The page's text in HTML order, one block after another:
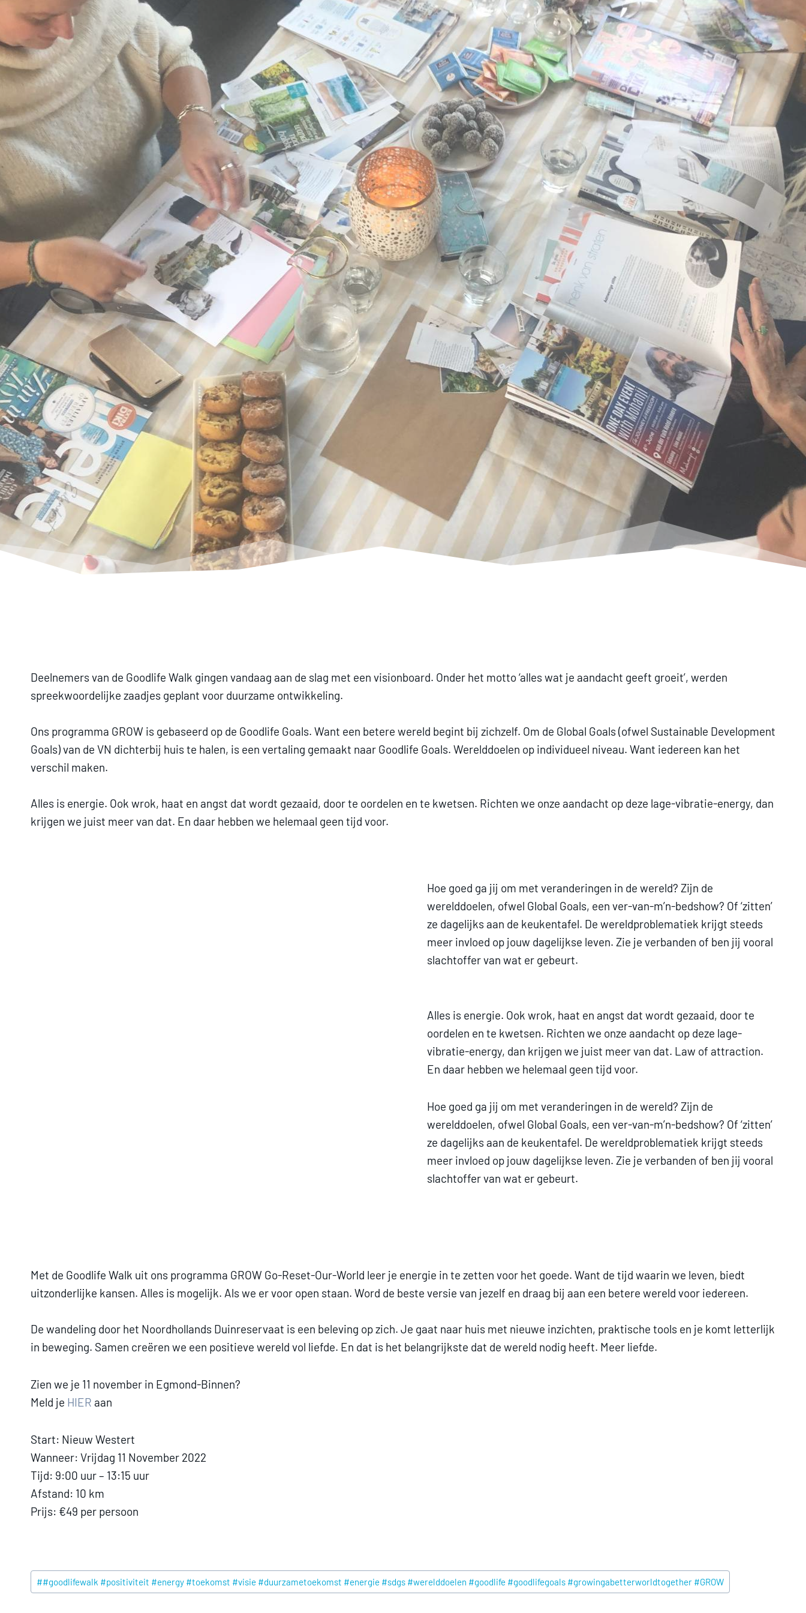
Deelnemers van de Goodlife Walk gingen vandaag aan de slag met een visionboard. Onder het motto ‘alles wat je aandacht geeft groeit’, werden
spreekwoordelijke zaadjes geplant voor duurzame ontwikkeling.
Ons programma GROW is gebaseerd op de Goodlife Goals. Want een betere wereld begint bij zichzelf. Om de Global Goals (ofwel Sustainable Development
Goals) van de VN dichterbij huis te halen, is een vertaling gemaakt naar Goodlife Goals. Werelddoelen op individueel niveau. Want iedereen kan het
verschil maken.
Alles is energie. Ook wrok, haat en angst dat wordt gezaaid, door te oordelen en te kwetsen. Richten we onze aandacht op deze lage-vibratie-energy, dan
krijgen we juist meer van dat. En daar hebben we helemaal geen tijd voor.
Hoe goed ga jij om met veranderingen in de wereld? Zijn de
werelddoelen, ofwel Global Goals, een ver-van-m’n-bedshow? Of ‘zitten’
ze dagelijks aan de keukentafel. De wereldproblematiek krijgt steeds
meer invloed op jouw dagelijkse leven. Zie je verbanden of ben jij vooral
slachtoffer van wat er gebeurt.
Alles is energie. Ook wrok, haat en angst dat wordt gezaaid, door te
oordelen en te kwetsen. Richten we onze aandacht op deze lage-
vibratie-energy, dan krijgen we juist meer van dat. Law of attraction.
En daar hebben we helemaal geen tijd voor.
Hoe goed ga jij om met veranderingen in de wereld? Zijn de
werelddoelen, ofwel Global Goals, een ver-van-m’n-bedshow? Of ‘zitten’
ze dagelijks aan de keukentafel. De wereldproblematiek krijgt steeds
meer invloed op jouw dagelijkse leven. Zie je verbanden of ben jij vooral
slachtoffer van wat er gebeurt.
Met de Goodlife Walk uit ons programma GROW Go-Reset-Our-World leer je energie in te zetten voor het goede. Want de tijd waarin we leven, biedt
uitzonderlijke kansen. Alles is mogelijk. Als we er voor open staan. Word de beste versie van jezelf en draag bij aan een betere wereld voor iedereen.
De wandeling door het Noordhollands Duinreservaat is een beleving op zich. Je gaat naar huis met nieuwe inzichten, praktische tools en je komt letterlijk
in beweging. Samen creëren we een positieve wereld vol liefde. En dat is het belangrijkste dat de wereld nodig heeft. Meer liefde.
Zien we je 11 november in Egmond-Binnen?
Meld je HIER aan
Start: Nieuw Westert
Wanneer: Vrijdag 11 November 2022
Tijd: 9:00 uur – 13:15 uur
Afstand: 10 km
Prijs: €49 per persoon
Post
Tags:
##goodlifewalk #positiviteit #energy #toekomst #visie #duurzametoekomst #energie #sdgs #werelddoelen #goodlife #goodlifegoals #growingabetterworldtogether #GROW